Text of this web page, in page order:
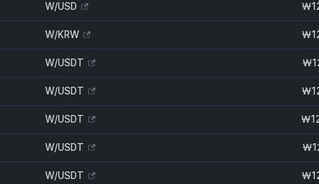
W/USD ₩
W/KRW ₩
W/USDT ₩
W/USDT ₩
W/USDT ₩
W/USDT ₩
W/USDT ₩